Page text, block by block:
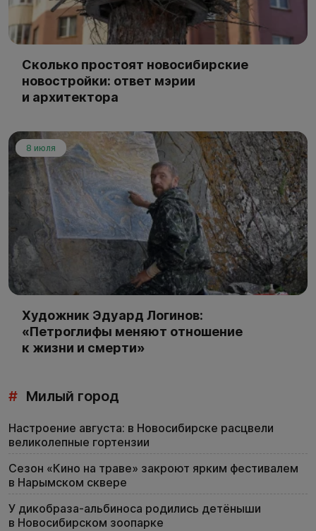
Сколько простоят новосибирские
новостройки: ответ мэрии
и архитектора
8 июля
Художник Эдуард Логинов:
«Петроглифы меняют отношение
к жизни и смерти»
# Милый город
Настроение августа: в Новосибирске расцвели
великолепные гортензии
Сезон «Кино на траве» закроют ярким фестивалем
в Нарымском сквере
У дикобраза-альбиноса родились детёныши
в Новосибирском зоопарке